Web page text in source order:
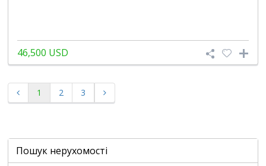
46,500 USD
1 2 3
Пошук нерухомості